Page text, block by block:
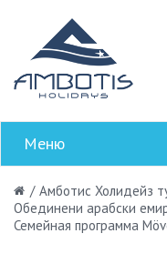
Меню
/ Амботис Холидейз
Обединени арабски
Семейная программа